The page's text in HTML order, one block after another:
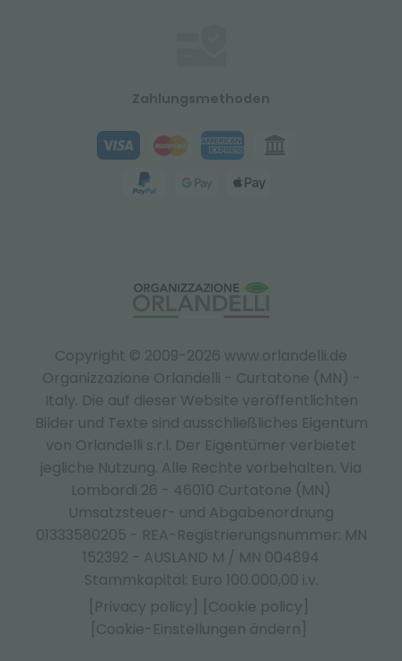
Copyright © 2009-2026 www.orlandelli.de
Organizzazione Orlandelli - Curtatone (MN) -
Italy. Die auf dieser Website veröffentlichten
Bilder und Texte sind ausschließliches Eigentum
von Orlandelli s.r.l. Der Eigentümer verbietet
jegliche Nutzung. Alle Rechte vorbehalten. Via
Lombardi 26 - 46010 Curtatone (MN)
Umsatzsteuer- und Abgabenordnung
01333580205 - REA-Registrierungsnummer: MN
152392 - AUSLAND M / MN 004894
Stammkapital: Euro 100.000,00 i.v.
[Privacy policy]
[Cookie policy]
[Cookie-Einstellungen ändern]
Zahlungsmethoden